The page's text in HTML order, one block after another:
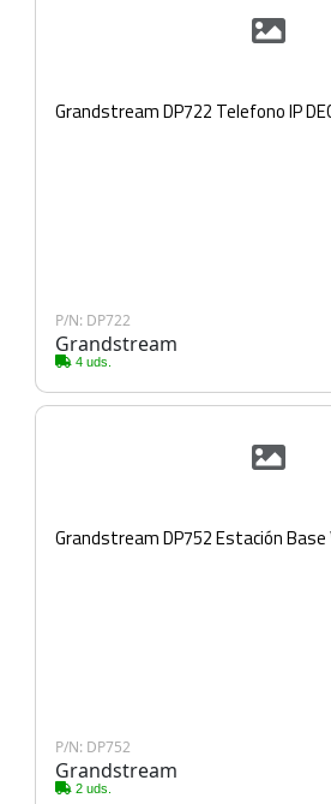
Grandstream DP722 Telefono IP
P/N: DP722
Grandstream
4 uds.
Grandstream DP752 Estación Base
P/N: DP752
Grandstream
2 uds.